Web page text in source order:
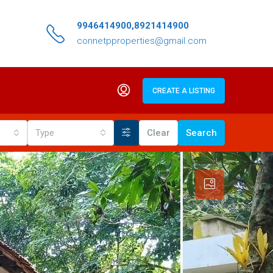
9946414900,8921414900
connetpproperties@gmail.com
CREATE A LISTING
Type Clear Search